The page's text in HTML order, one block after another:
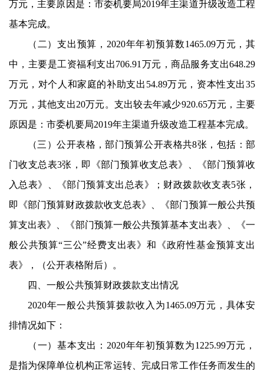
万元，主要原因是：市委机要局2019年主渠道升级改造工程
基本完成。
（二）支出预算， 2020年年初预算数1465.09万元，其
中，主要是工资福利支出706.91 万元，商品服务支出648.29
万元，对个人和家庭的补助支出 54.89万元，资本性支出35
万元，其他支出20万元。支出较去年减少920.65万元，主要
原因是：市委机要局2019年主渠道升级改造工程基本完成。
（三）公开表格，部门预算公开表格共8张，包括：部
门收支总表3张，即《部门预算收支总表》、《部门预算收
入总表》、《部门预算支出总表》；财政拨款收支表5张，
即《部门预算财政拨款收支总表》、《部门预算一般公共预
算支出表》、《部门预算一般公共预算基本支出表》、《一
般公共预算“三公”经费支出表》和《政府性基金预算支出
表》，（公开表格附后）。
四、一般公共预算财政拨款支出情况
2020年一般公共预算拨款收入为1465.09万元，具体安
排情况如下：
（一）基本支出： 2020年年初预算数为1225.99万元，
是指为保障单位机构正常运转、完成日常工作任务而发生的